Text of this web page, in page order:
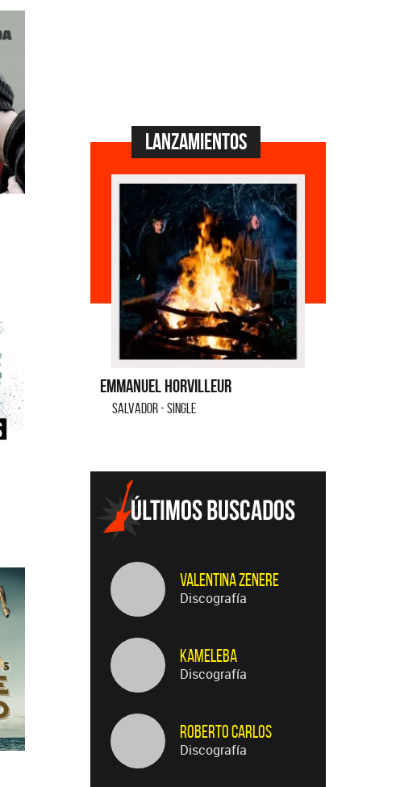
Lanzamientos
Emmanuel Horvilleur
SALVADOR - SINGLE
Valentina Zenere
Discografía
Kameleba
Discografía
Roberto Carlos
Discografía